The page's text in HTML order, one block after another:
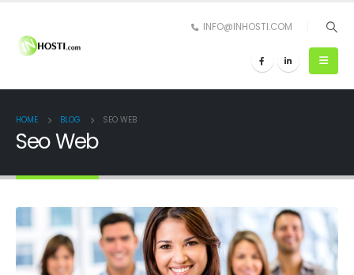
INFO@INHOSTI.COM
HOME BLOG SEO WEB
Seo Web